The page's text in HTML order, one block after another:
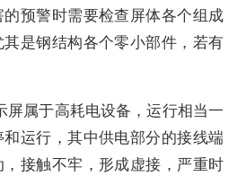
预警时需要检查屏体各个组成
是钢结构各个零小部件，若有
屏属于高耗电设备，运行相当一
运行，其中供电部分的接线端
接触不牢，形成虚接，严重时